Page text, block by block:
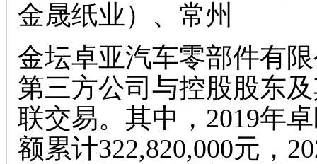
金晟纸业）、常州
金坛卓亚汽车零部件有
第三方公司与控股股东
联交易。其中，2019年
额累计322,820,000元，